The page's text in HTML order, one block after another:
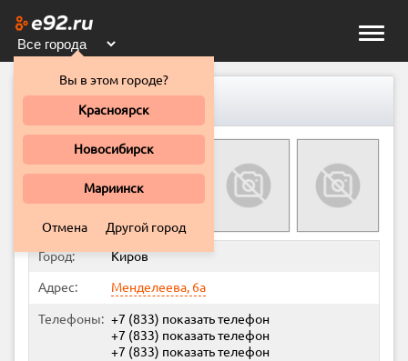
Toggle
Вы в этом городе?
Красноярск
Новосибирск
Мариинск
Отмена Другой город
Европа, автосервис
Город: Киров
Адрес: Менделеева, 6а
Телефоны: +7 (833) показать телефон
+7 (833) показать телефон
+7 (833) показать телефон